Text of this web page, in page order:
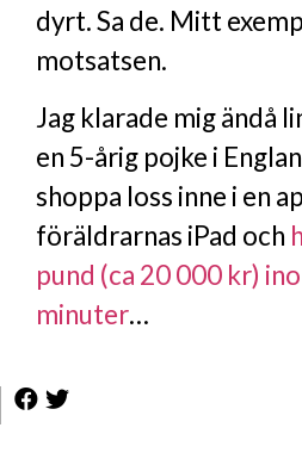
dyrt. Sa de. Mitt
motsatsen.
Jag klarade mig ändå
en 5-årig pojke i
shoppa loss inne i en
föräldrarnas iPad och
pund (ca 20 000 kr)
minuter…